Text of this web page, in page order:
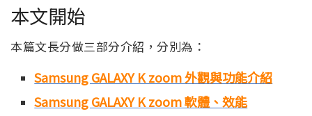
本文開始
本篇文長分做三部分介紹，分別為：
Samsung GALAXY K zoom 外觀與功能介紹
Samsung GALAXY K zoom 軟體、效能